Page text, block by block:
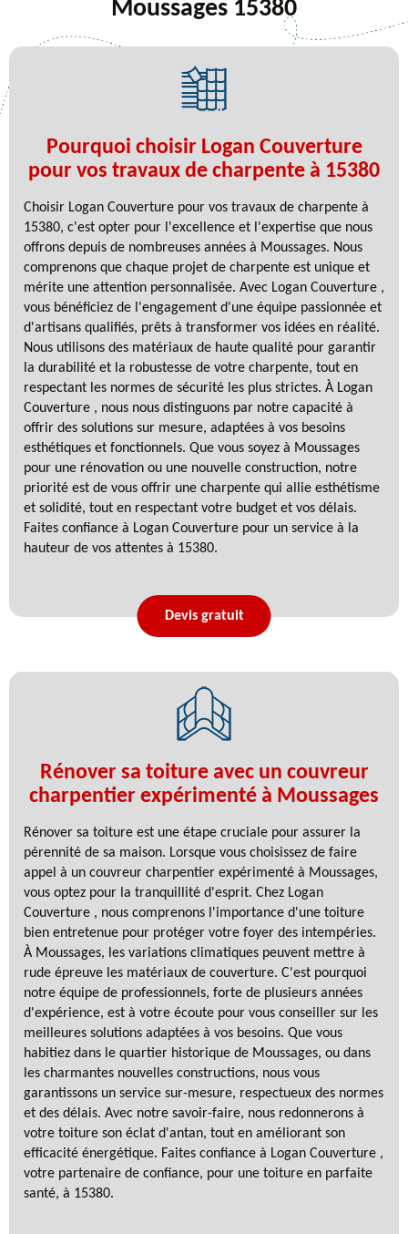
Moussages 15380
Pourquoi choisir Logan Couverture
pour vos travaux de charpente à 15380
Choisir Logan Couverture pour vos travaux de charpente à
15380, c'est opter pour l'excellence et l'expertise que nous
offrons depuis de nombreuses années à Moussages. Nous
comprenons que chaque projet de charpente est unique et
mérite une attention personnalisée. Avec Logan Couverture ,
vous bénéficiez de l'engagement d'une équipe passionnée et
d'artisans qualifiés, prêts à transformer vos idées en réalité.
Nous utilisons des matériaux de haute qualité pour garantir
la durabilité et la robustesse de votre charpente, tout en
respectant les normes de sécurité les plus strictes. À Logan
Couverture , nous nous distinguons par notre capacité à
offrir des solutions sur mesure, adaptées à vos besoins
esthétiques et fonctionnels. Que vous soyez à Moussages
pour une rénovation ou une nouvelle construction, notre
priorité est de vous offrir une charpente qui allie esthétisme
et solidité, tout en respectant votre budget et vos délais.
Faites confiance à Logan Couverture pour un service à la
hauteur de vos attentes à 15380.
Devis gratuit
Rénover sa toiture avec un couvreur
charpentier expérimenté à Moussages
Rénover sa toiture est une étape cruciale pour assurer la
pérennité de sa maison. Lorsque vous choisissez de faire
appel à un couvreur charpentier expérimenté à Moussages,
vous optez pour la tranquillité d'esprit. Chez Logan
Couverture , nous comprenons l'importance d'une toiture
bien entretenue pour protéger votre foyer des intempéries.
À Moussages, les variations climatiques peuvent mettre à
rude épreuve les matériaux de couverture. C'est pourquoi
notre équipe de professionnels, forte de plusieurs années
d'expérience, est à votre écoute pour vous conseiller sur les
meilleures solutions adaptées à vos besoins. Que vous
habitiez dans le quartier historique de Moussages, ou dans
les charmantes nouvelles constructions, nous vous
garantissons un service sur-mesure, respectueux des normes
et des délais. Avec notre savoir-faire, nous redonnerons à
votre toiture son éclat d'antan, tout en améliorant son
efficacité énergétique. Faites confiance à Logan Couverture ,
votre partenaire de confiance, pour une toiture en parfaite
santé, à 15380.